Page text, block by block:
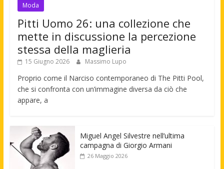
Moda
Pitti Uomo 26: una collezione che
mette in discussione la percezione
stessa della maglieria
15 Giugno 2026 Massimo Lupo
Proprio come il Narciso contemporaneo di The Pitti Pool,
che si confronta con un’immagine diversa da ciò che
appare, a
Miguel Angel Silvestre nell’ultima
campagna di Giorgio Armani
26 Maggio 2026